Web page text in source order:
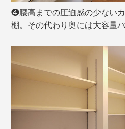
❹腰高までの圧迫感の少ない
棚。その代わり奥には大容量